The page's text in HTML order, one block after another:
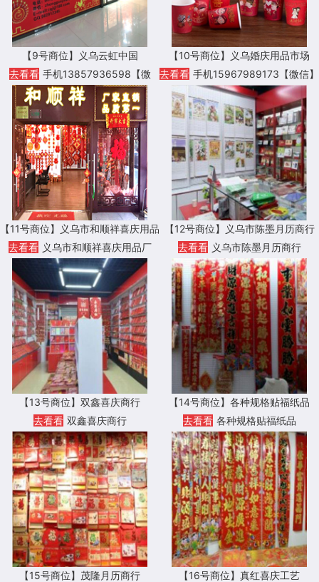
【9号商位】义乌云虹中国
去看看 手机13857936598【微
信】
【10号商位】义乌婚庆用品市场
去看看 手机15967989173【微信】
【11号商位】义乌市和顺祥喜庆用品
厂
去看看 义乌市和顺祥喜庆用品厂
【12号商位】义乌市陈墨月历商行
去看看 义乌市陈墨月历商行
【13号商位】双鑫喜庆商行
去看看 双鑫喜庆商行
【14号商位】各种规格贴福纸品
去看看 各种规格贴福纸品
【15号商位】茂隆月历商行
【16号商位】真红喜庆工艺